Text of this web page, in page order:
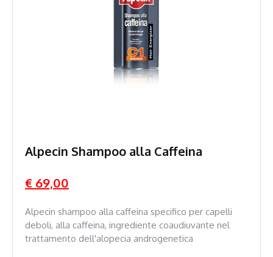
Alpecin Shampoo alla Caffeina
€ 69,00
Alpecin shampoo alla caffeina specifico per capelli
deboli, alla caffeina, ingrediente coaudiuvante nel
trattamento dell'alopecia androgenetica